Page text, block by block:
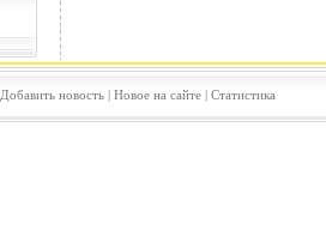
Добавить новость| Новое на сайте| Статистика